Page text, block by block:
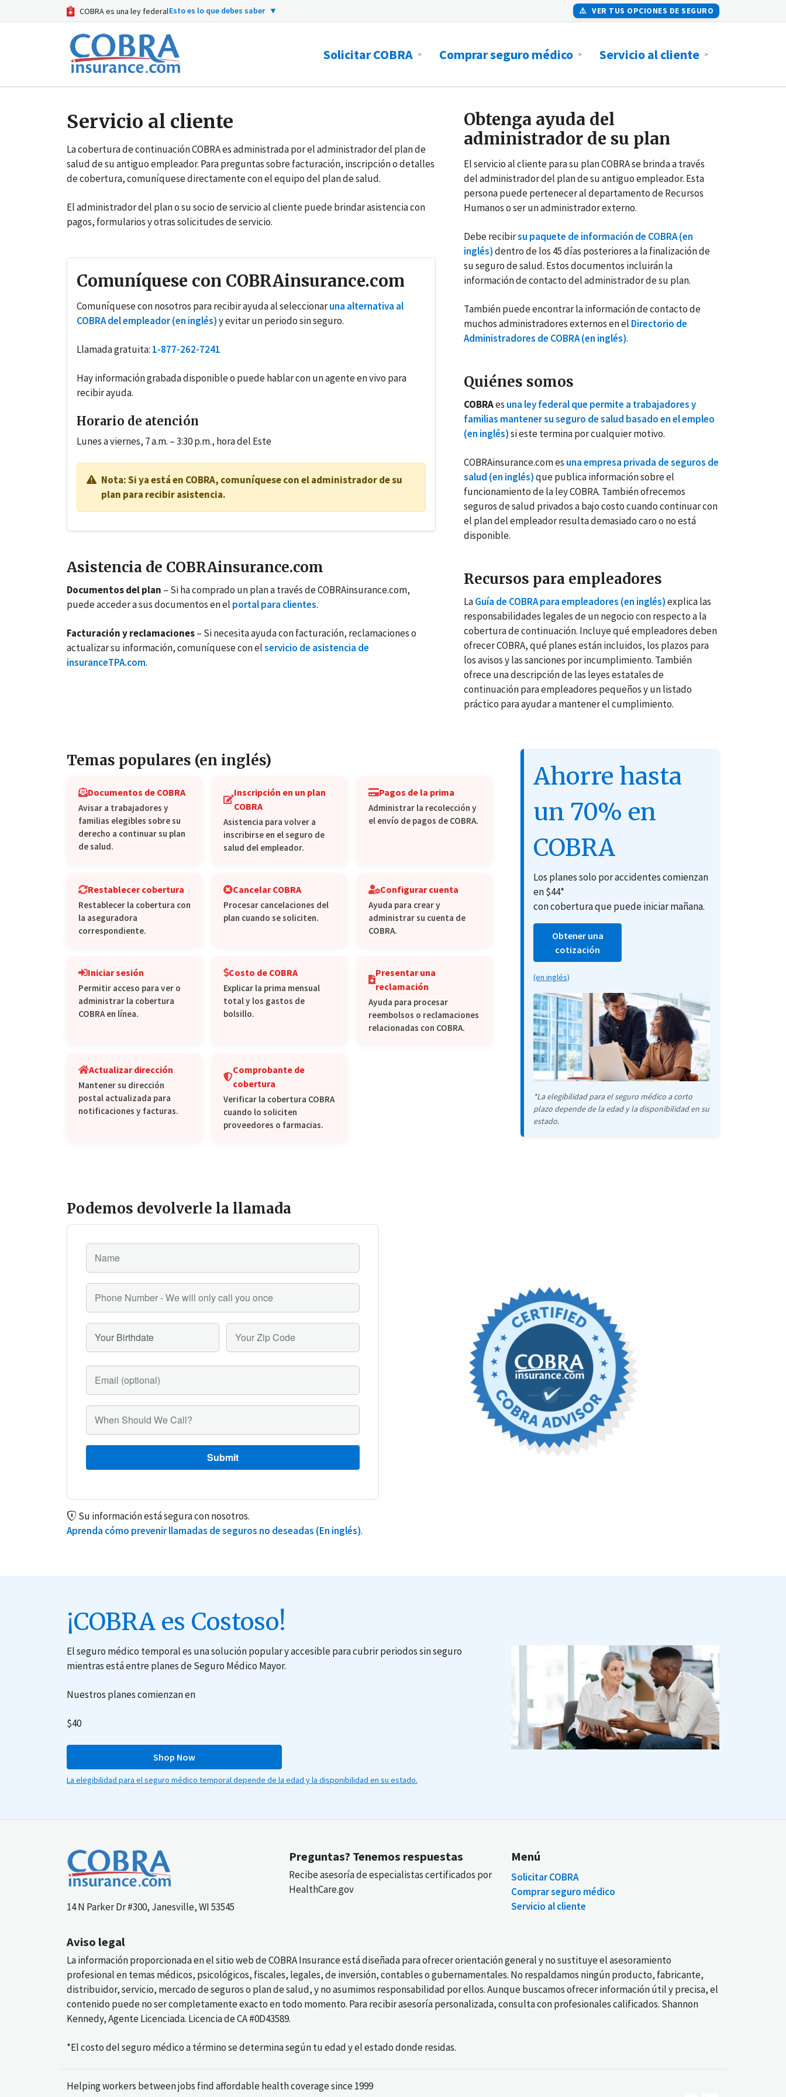
COBRA es una ley federalEsto es lo que debes saber ▼ ⚠️ VER TUS OPCIONES DE SEGURO
Solicitar COBRA Comprar seguro médico Servicio al cliente
Servicio al cliente
La cobertura de continuación COBRA es administrada por el administrador del plan de
salud de su antiguo empleador. Para preguntas sobre facturación, inscripción o detalles
de cobertura, comuníquese directamente con el equipo del plan de salud.
El administrador del plan o su socio de servicio al cliente puede brindar asistencia con
pagos, formularios y otras solicitudes de servicio.
Comuníquese con COBRAinsurance.com
Comuníquese con nosotros para recibir ayuda al seleccionaruna alternativa al
COBRA del empleador (en inglés)y evitar un periodo sin seguro.
Llamada gratuita: 1-877-262-7241
Hay información grabada disponible o puede hablar con un agente en vivo para
recibir ayuda.
Horario de atención
Lunes a viernes, 7 a.m. – 3:30 p.m., hora del Este
Nota: Si ya está en COBRA, comuníquese con el administrador de su
plan para recibir asistencia.
Asistencia de COBRAinsurance.com
Documentos del plan – Si ha comprado un plan a través de COBRAinsurance.com,
puede acceder a sus documentos en el portal para clientes.
Facturación y reclamaciones– Si necesita ayuda con facturación, reclamaciones o
actualizar su información, comuníquese con elservicio de asistencia de
insuranceTPA.com.
Obtenga ayuda del
administrador de su plan
El servicio al cliente para su plan COBRA se brinda a través
del administrador del plan de su antiguo empleador. Esta
persona puede pertenecer al departamento de Recursos
Humanos o ser un administrador externo.
Debe recibirsu paquete de información de COBRA (en
inglés)dentro de los 45 días posteriores a la finalización de
su seguro de salud. Estos documentos incluirán la
información de contacto del administrador de su plan.
También puede encontrar la información de contacto de
muchos administradores externos en el Directorio de
Administradores de COBRA (en inglés).
Quiénes somos
COBRAes una ley federal que permite a trabajadores y
familias mantener su seguro de salud basado en el empleo
(en inglés)si este termina por cualquier motivo.
COBRAinsurance.com es una empresa privada de seguros de
salud (en inglés)que publica información sobre el
funcionamiento de la ley COBRA. También ofrecemos
seguros de salud privados a bajo costo cuando continuar con
el plan del empleador resulta demasiado caro o no está
disponible.
Recursos para empleadores
LaGuía de COBRA para empleadores (en inglés)explica las
responsabilidades legales de un negocio con respecto a la
cobertura de continuación. Incluye qué empleadores deben
ofrecer COBRA, qué planes están incluidos, los plazos para
los avisos y las sanciones por incumplimiento. También
ofrece una descripción de las leyes estatales de
continuación para empleadores pequeños y un listado
práctico para ayudar a mantener el cumplimiento.
Temas populares (en inglés)
Documentos de COBRA
Avisar a trabajadores y
familias elegibles sobre su
derecho a continuar su plan
de salud.
Inscripción en un plan
COBRA
Asistencia para volver a
inscribirse en el seguro de
salud del empleador.
Pagos de la prima
Administrar la recolección y
el envío de pagos de COBRA.
Restablecer cobertura
Restablecer la cobertura con
la aseguradora
correspondiente.
Cancelar COBRA
Procesar cancelaciones del
plan cuando se soliciten.
Configurar cuenta
Ayuda para crear y
administrar su cuenta de
COBRA.
Iniciar sesión
Permitir acceso para ver o
administrar la cobertura
COBRA en línea.
Costo de COBRA
Explicar la prima mensual
total y los gastos de
bolsillo.
Presentar una
reclamación
Ayuda para procesar
reembolsos o reclamaciones
relacionadas con COBRA.
Actualizar dirección
Mantener su dirección
postal actualizada para
notificaciones y facturas.
Comprobante de
cobertura
Verificar la cobertura COBRA
cuando lo soliciten
proveedores o farmacias.
Ahorre hasta
un 70% en
COBRA
Los planes solo por accidentes comienzan
en $44*
con cobertura que puede iniciar mañana.
Obtener una
cotización
(en inglés)
*La elegibilidad para el seguro médico a corto
plazo depende de la edad y la disponibilidad en su
estado.
Podemos devolverle la llamada
Su información está segura con nosotros.
Aprenda cómo prevenir llamadas de seguros no deseadas (En inglés).
¡COBRA es Costoso!
El seguro médico temporal es una solución popular y accesible para cubrir periodos sin seguro
mientras está entre planes de Seguro Médico Mayor.
Nuestros planes comienzan en
$40
Shop Now
La elegibilidad para el seguro médico temporal depende de la edad y la disponibilidad en su estado.
14 N Parker Dr #300, Janesville, WI 53545
Preguntas? Tenemos respuestas
Recibe asesoría de especialistas certificados por
HealthCare.gov
Menú
Solicitar COBRA
Comprar seguro médico
Servicio al cliente
Aviso legal
La información proporcionada en el sitio web de COBRA Insurance está diseñada para ofrecer orientación general y no sustituye el asesoramiento
profesional en temas médicos, psicológicos, fiscales, legales, de inversión, contables o gubernamentales. No respaldamos ningún producto, fabricante,
distribuidor, servicio, mercado de seguros o plan de salud, y no asumimos responsabilidad por ellos. Aunque buscamos ofrecer información útil y precisa, el
contenido puede no ser completamente exacto en todo momento. Para recibir asesoría personalizada, consulta con profesionales calificados. Shannon
Kennedy, Agente Licenciada. Licencia de CA #0D43589.
*El costo del seguro médico a término se determina según tu edad y el estado donde residas.
Helping workers between jobs find affordable health coverage since 1999